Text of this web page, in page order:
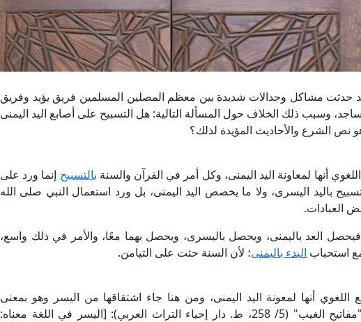
حدثت مشاكل وجدالات شديدة بين معظم المصلين المسلمين فريق يؤيد وفريق
وسبب ذلك الخلاف حول المسألة التالية: هل التسبيح على أصابع اليد اليمنى
نص الشرع والأحاديث المؤيدة لذلك؟
أنها لمعاونة اليد اليمنى، وكل أمر في القرآن والسنة بالتسبيح إنما ورد على
باليد اليسرى، ولا ما يخصص اليد اليمنى، بل ورد استعمال النبي صلى الله
العبادات.
العد باليمنى، ويحصل باليسرى، ويحصل بهما معًا، والأمر في ذلك واسع،
استحباب البدء باليمنى؛ لأن السنة حثت على التيامن.
أنها لمعونة اليد اليمنى، ومن هنا جاء اشتقاقها من اليسر وهو بمعنى
السهولة؛ قال الإمام الرازي في "مفاتيح الغيب" (5/ 258، ط. دار إحياء التراث العربي): [اليسر في اللغة معناه: